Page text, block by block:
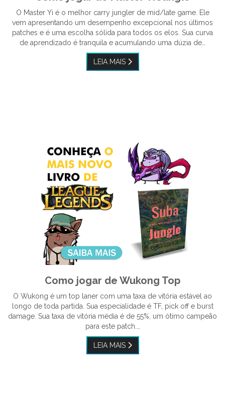
O Master Yi é o melhor carry jungler de mid/late game. Ele
vem apresentando um desempenho excepcional nos últimos
patches e é uma escolha sólida para todos os elos. Sua curva
de aprendizado é tranquila e acumulando uma dúzia de…
LEIA MAIS
Como jogar de Wukong Top
O Wukong é um top laner com uma taxa de vitória estável ao
longo de toda partida. Sua especialidade é TF, pick off e burst
damage. Sua taxa de vitória média é de 55%, um ótimo campeão
para este patch.…
LEIA MAIS